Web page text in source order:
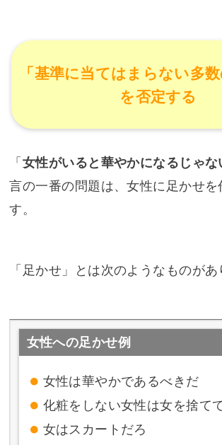
「基準に当てはまらない多数
を否定する
「 女性がいると華やかになるじゃな
言の一番の問題は、女性に足かせを
す。
「足かせ」とは次のようなものがあ
女性への足かせ例
女性は華やかであるべきだ
化粧をしない女性は女を捨て
女はスカートだろ